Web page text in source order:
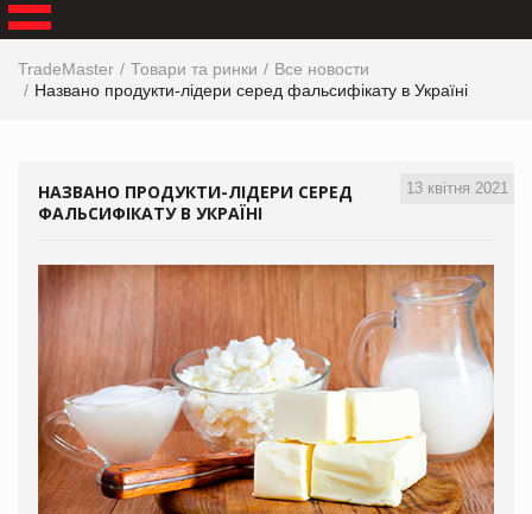
TradeMaster Товари та ринки
Все новости
Названо продукти-лідери серед фальсифікату в Україні
13 квітня 2021
НАЗВАНО ПРОДУКТИ-ЛІДЕРИ СЕРЕД
ФАЛЬСИФІКАТУ В УКРАЇНІ